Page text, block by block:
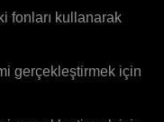
fonları kullanarak
gerçekleştirmek için